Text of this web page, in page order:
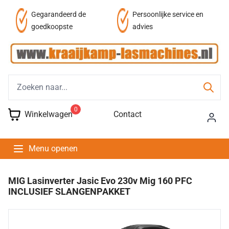
Persoonlijke service en
advies
Fysieke winkel
Winkelwagen 0 Contact
Menu openen
MIG Lasinverter Jasic Evo 230v Mig 160 PFC
INCLUSIEF SLANGENPAKKET